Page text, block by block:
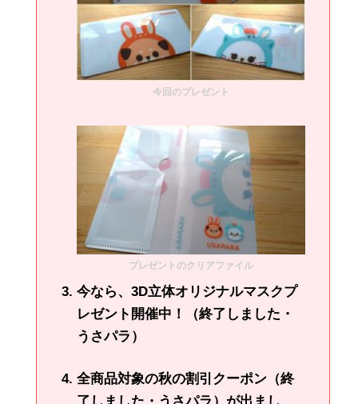
今回のプレゼント
プレゼントのクリアファイル
今なら、3D立体オリジナルマスクプ
レゼント開催中！（終了しました・
うさパラ）
全商品対象の秋の割引クーポン（終